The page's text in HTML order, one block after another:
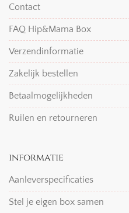
Contact
FAQ Hip&Mama Box
Verzendinformatie
Zakelijk bestellen
Betaalmogelijkheden
Ruilen en retourneren
informatie
Aanleverspecificaties
Stel je eigen box samen